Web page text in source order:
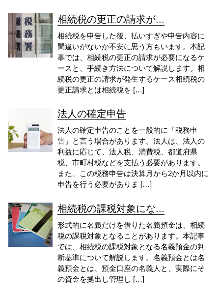
相続税の更正の請求が...
相続税を申告した後、払いすぎや申告内容に
間違いがないか不安に思う方もいます。本記
事では、相続税の更正の請求が必要になるケ
ースと、手続き方法について解説します。相
続税の更正の請求が発生するケース相続税の
更正請求とは相続税を […]
法人の確定申告
法人の確定申告のことを一般的に「税務申
告」と言う場合があります。法人は、法人の
利益に応じて、法人税、消費税、都道府県
税、市町村税などを支払う必要があります。
また、この税務申告は決算月から2か月以内に
申告を行う必要がありま […]
相続税の課税対象にな...
形式的に名義だけを借りた名義預金は、相続
税の課税対象となることがあります。本記事
では、相続税の課税対象となる名義預金の判
断基準について解説します。名義預金とは名
義預金とは、預金口座の名義人と、実際にそ
の資金を拠出し管理し […]